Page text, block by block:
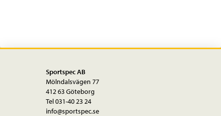
Sportspec AB
Mölndalsvägen 77
412 63 Göteborg
Tel 031-40 23 24
info@sportspec.se